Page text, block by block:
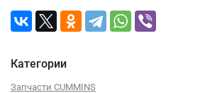
Категории
Запчасти CUMMINS